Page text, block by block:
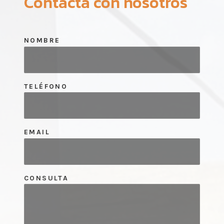
NOMBRE
TELÉFONO
EMAIL
CONSULTA